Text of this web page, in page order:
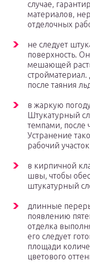
случае,
материалов,
отделочных
не следует
поверхность.
мешающей
стройматериал.
после таяния
в жаркую
Штукатурный
темпами, после
Устранение
рабочий
в кирпичной
швы, чтобы
штукатурный
длинные
появлению
отделка
его следует
площади
цветового